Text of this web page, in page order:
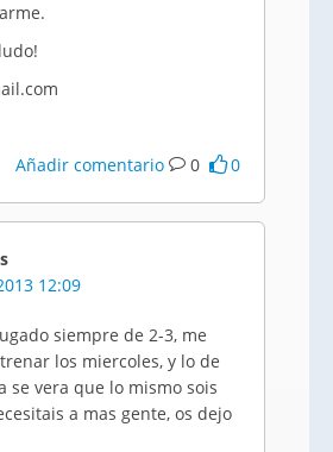
Añadir comentario 0 0
12:09
siempre de 2-3, me
los miercoles, y lo de
se vera que lo mismo sois
a mas gente, os dejo